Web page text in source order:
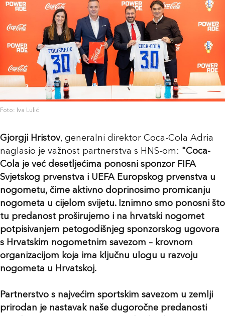
Foto: Iva Lulić
Gjorgji Hristov, generalni direktor Coca-Cola Adria
naglasio je važnost partnerstva s HNS-om: "Coca-
Cola je već desetljećima ponosni sponzor FIFA
Svjetskog prvenstva i UEFA Europskog prvenstva u
nogometu, čime aktivno doprinosimo promicanju
nogometa u cijelom svijetu. Iznimno smo ponosni što
tu predanost proširujemo i na hrvatski nogomet
potpisivanjem petogodišnjeg sponzorskog ugovora
s Hrvatskim nogometnim savezom – krovnom
organizacijom koja ima ključnu ulogu u razvoju
nogometa u Hrvatskoj.
Partnerstvo s najvećim sportskim savezom u zemlji
prirodan je nastavak naše dugoročne predanosti